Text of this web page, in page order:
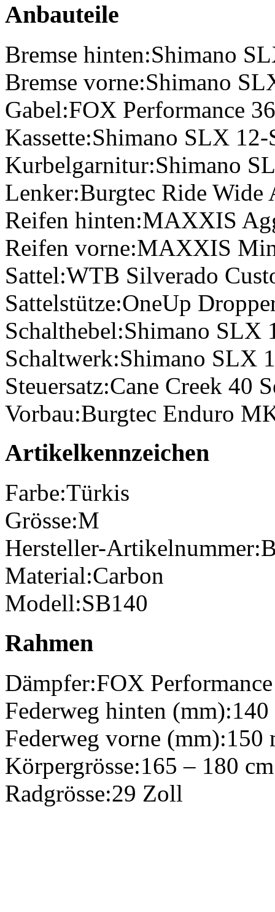
Anbauteile
Bremse hinten:Shimano
Bremse vorne:Shimano
Gabel:FOX Performance 36
Kassette:Shimano SLX 12-
Kurbelgarnitur:Shimano
Lenker:Burgtec Ride
Reifen hinten:MAXXIS
Reifen vorne:MAXXIS
Sattel:WTB Silverado
Sattelstütze:OneUp
Schalthebel:Shimano SLX
Schaltwerk:Shimano SLX
Steuersatz:Cane Creek 40
Vorbau:Burgtec Enduro
Artikelkennzeichen
Farbe:Türkis
Grösse:M
Hersteller-Artikelnummer:
Material:Carbon
Modell:SB140
Rahmen
Dämpfer:FOX
Federweg hinten (mm):
Federweg vorne (mm):150
Körpergrösse:165 – 180 cm
Radgrösse:29 Zoll